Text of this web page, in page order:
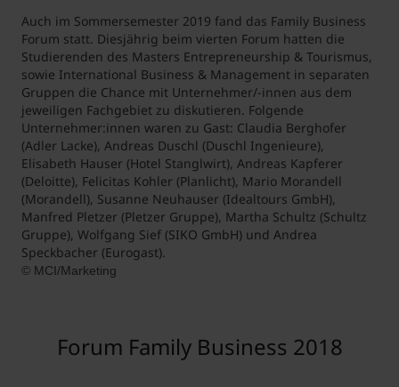
Auch im Sommersemester 2019 fand das Family Business
Forum statt. Diesjährig beim vierten Forum hatten die
Studierenden des Masters Entrepreneurship & Tourismus,
sowie International Business & Management in separaten
Gruppen die Chance mit Unternehmer/-innen aus dem
jeweiligen Fachgebiet zu diskutieren. Folgende
Unternehmer:innen waren zu Gast: Claudia Berghofer
(Adler Lacke), Andreas Duschl (Duschl Ingenieure),
Elisabeth Hauser (Hotel Stanglwirt), Andreas Kapferer
(Deloitte), Felicitas Kohler (Planlicht), Mario Morandell
(Morandell), Susanne Neuhauser (Idealtours GmbH),
Manfred Pletzer (Pletzer Gruppe), Martha Schultz (Schultz
Gruppe), Wolfgang Sief (SIKO GmbH) und Andrea
Speckbacher (Eurogast).
© MCI/Marketing
Forum Family Business 2018